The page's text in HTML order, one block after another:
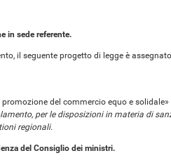
in sede referente.
il seguente progetto di legge è
del commercio equo e solidale»
per le disposizioni in materia di
regionali.
del Consiglio dei ministri.